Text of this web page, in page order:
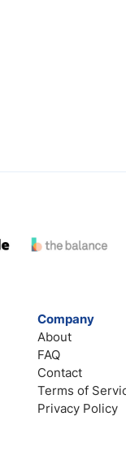
Company
About
FAQ
Contact
Terms of
Privacy Policy